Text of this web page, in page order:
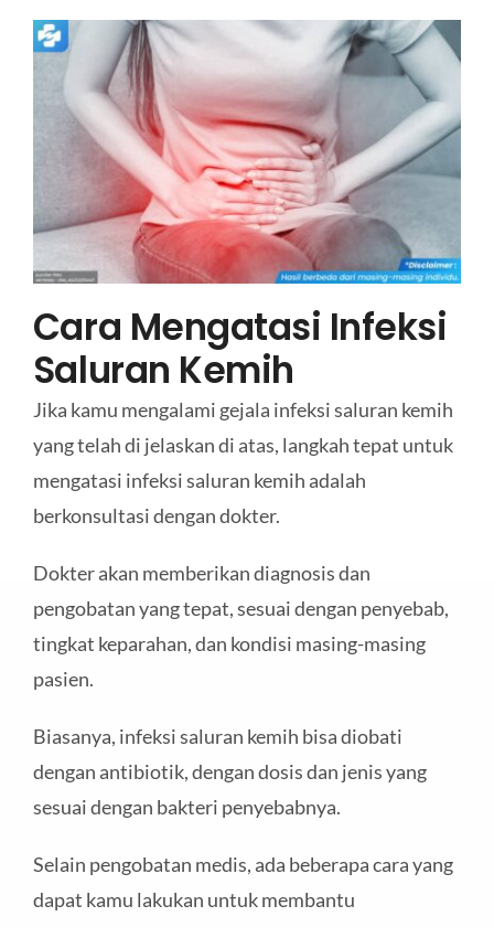
Cara Mengatasi Infeksi
Saluran Kemih
Jika kamu mengalami gejala infeksi saluran kemih
yang telah di jelaskan di atas, langkah tepat untuk
mengatasi infeksi saluran kemih adalah
berkonsultasi dengan dokter.
Dokter akan memberikan diagnosis dan
pengobatan yang tepat, sesuai dengan penyebab,
tingkat keparahan, dan kondisi masing-masing
pasien.
Biasanya, infeksi saluran kemih bisa diobati
dengan antibiotik, dengan dosis dan jenis yang
sesuai dengan bakteri penyebabnya.
Selain pengobatan medis, ada beberapa cara yang
dapat kamu lakukan untuk membantu